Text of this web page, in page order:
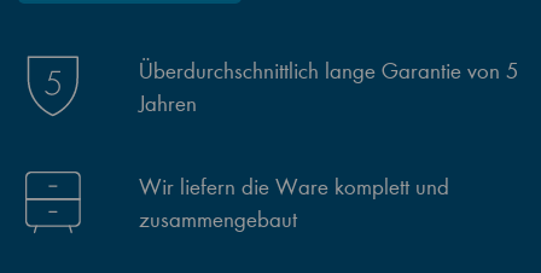
Überdurchschnittlich lange Garantie von 5
Jahren
Wir liefern die Ware komplett und
zusammengebaut